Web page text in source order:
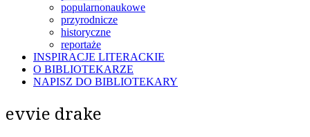
popularnonaukowe
przyrodnicze
historyczne
reportaże
INSPIRACJE LITERACKIE
O BIBLIOTEKARZE
NAPISZ DO BIBLIOTEKARY
evvie drake